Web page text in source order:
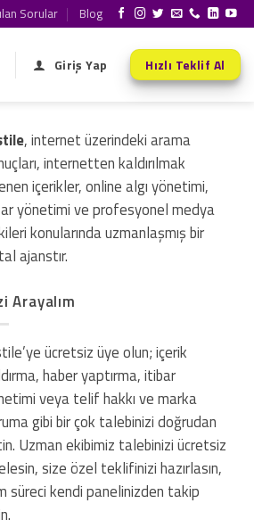
Sorular Blog
Giriş Yap Hızlı Teklif Al
, internet üzerindeki arama
internetten kaldırılmak
içerikler, online algı yönetimi,
yönetimi ve profesyonel medya
konularında uzmanlaşmış bir
ajanstır.
Arayalım
ücretsiz üye olun; içerik
haber yaptırma, itibar
veya telif hakkı ve marka
gibi bir çok talebinizi doğrudan
Uzman ekibimiz talebinizi ücretsiz
size özel teklifinizi hazırlasın,
süreci kendi panelinizden takip